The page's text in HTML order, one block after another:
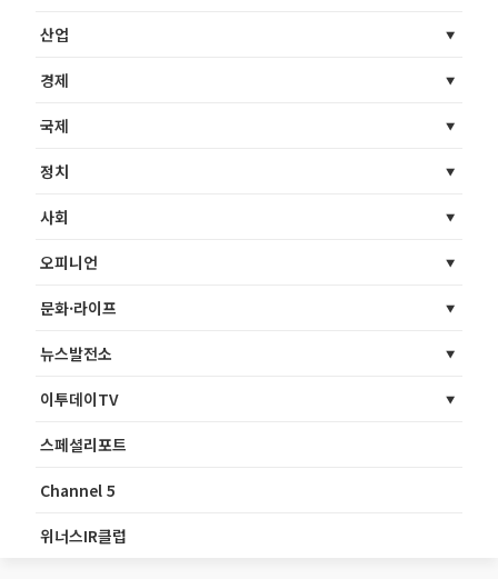
산업
경제
국제
정치
사회
오피니언
문화·라이프
뉴스발전소
이투데이TV
스페셜리포트
Channel 5
위너스IR클럽